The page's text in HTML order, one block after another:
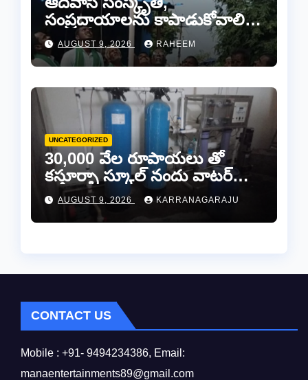
సంప్రదాయాలను కాపాడుకోవాలి…
ఆదివాసీ నాయకపోడ్ జిల్లా
అధ్యక్షులు మొట్ట పెంటయ్య
AUGUST 9, 2026 RAHEEM
UNCATEGORIZED
30,000 వేల రూపాయలు తో
కస్తూర్బా స్కూల్ నందు వాటర్
ప్లాంట్ మరమ్మతులకి “చెక్”..
AUGUST 9, 2026 KARRANAGARAJU
CONTACT US
Mobile : +91- 9494234386, Email:
manaentertainments89@gmail.com